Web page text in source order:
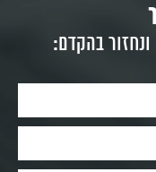
בהקדם: